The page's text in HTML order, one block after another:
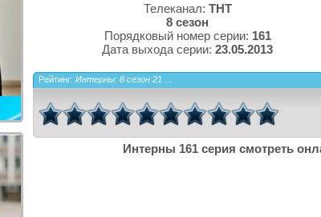
Телеканал: ТНТ
8 сезон
Порядковый номер серии: 161
Дата выхода серии: 23.05.2013
Рейтинг: Интерны: 8 сезон 21 ...
Интерны 161 серия смотреть